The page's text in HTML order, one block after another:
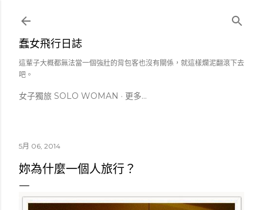
蠢女飛行日誌
這輩子大概都無法當一個強壯的背包客也沒有關係，就這樣爛泥翻滾下去
吧。
女子獨旅 SOLO WOMAN 更多…
5月 06, 2014
妳為什麼一個人旅行？